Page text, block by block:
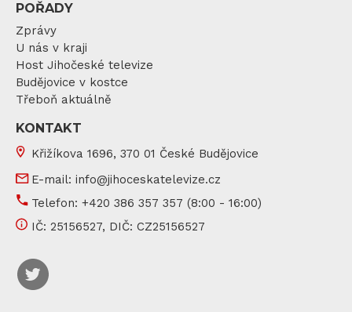
POŘADY
Zprávy
U nás v kraji
Host Jihočeské televize
Budějovice v kostce
Třeboň aktuálně
KONTAKT
Křižíkova 1696, 370 01 České Budějovice
E-mail: info@jihoceskatelevize.cz
Telefon: +420 386 357 357 (8:00 - 16:00)
IČ: 25156527, DIČ: CZ25156527